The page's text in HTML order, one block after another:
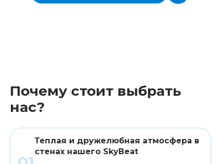
Почему стоит выбрать
нас?
Теплая и дружелюбная атмосфера в
стенах нашего SkyBeat